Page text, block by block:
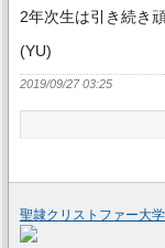
2年次生は引き続き
(YU)
2019/09/27 03:25
聖隷クリストファー大